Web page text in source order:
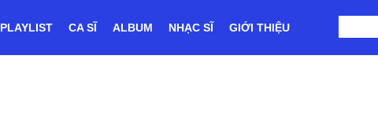
PLAYLIST CA SĨ ALBUM NHẠC SĨ GIỚI THIỆU